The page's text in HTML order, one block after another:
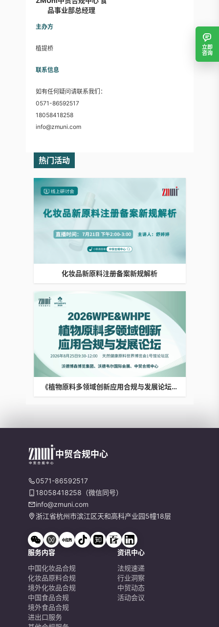
品事业部总经理
主办方
植提桥
联系信息
如有任何疑问请联系我们：
0571-86592517
18058418258
info@zmuni.com
热门活动
化妆品新原料注册备案新规解析
《植物原料多领域创新应用合规与发展论坛》
立即
咨询
中贸合规中心
0571-86592517
18058418258（微信同号）
info@zmuni.com
浙江省杭州市滨江区天和高科产业园5幢18层
服务内容
中国化妆品合规
化妆品原料合规
境外化妆品合规
中国食品合规
境外食品合规
进出口服务
资讯中心
法规速递
行业洞察
中贸动态
活动会议